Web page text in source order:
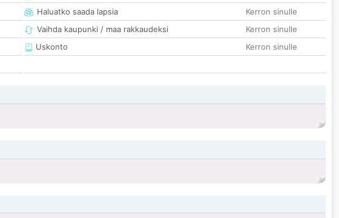
Haluatko saada lapsia
Kerron sinulle
Vaihda kaupunki / maa rakkaudeksi
Kerron sinulle
Uskonto
Kerron sinulle